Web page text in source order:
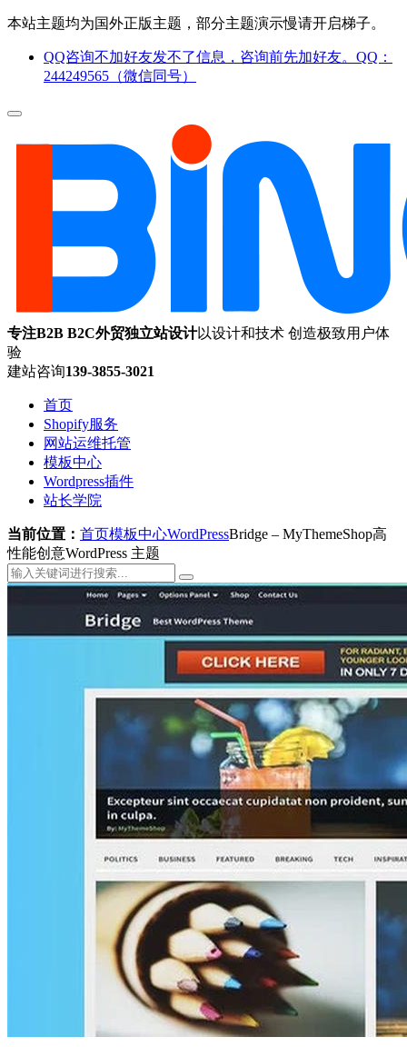
本站主题均为国外正版主题，部分主题演示慢请开启梯子。
QQ咨询不加好友发不了信息，咨询前先加好友。QQ：
244249565（微信同号）
专注B2B B2C外贸独立站设计以设计和技术 创造极致用户体
验
建站咨询139-3855-3021
首页
Shopify服务
网站运维托管
模板中心
Wordpress插件
站长学院
当前位置： 首页模板中心WordPressBridge – MyThemeShop高
性能创意WordPress 主题